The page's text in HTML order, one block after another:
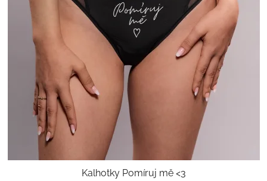
Kalhotky Pomíruj mě <3